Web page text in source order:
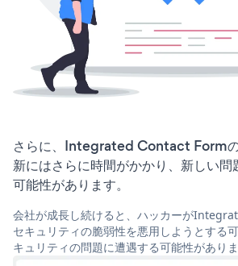
さらに、Integrated Contact Form
新にはさらに時間がかかり、新しい問
可能性があります。
会社が成長し続けると、ハッカーが
セキュリティの脆弱性を悪用しようとする
キュリティの問題に遭遇する可能性がありま